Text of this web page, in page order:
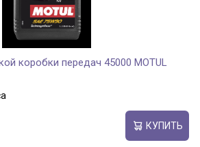
коробки передач 45000 MOTUL
КУПИТЬ